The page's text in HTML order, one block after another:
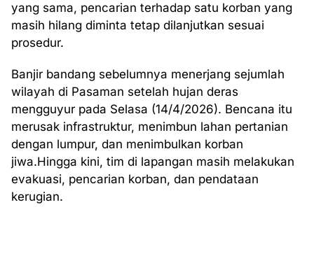
yang sama, pencarian terhadap satu korban yang
masih hilang diminta tetap dilanjutkan sesuai
prosedur.
Banjir bandang sebelumnya menerjang sejumlah
wilayah di Pasaman setelah hujan deras
mengguyur pada Selasa (14/4/2026). Bencana itu
merusak infrastruktur, menimbun lahan pertanian
dengan lumpur, dan menimbulkan korban
jiwa.Hingga kini, tim di lapangan masih melakukan
evakuasi, pencarian korban, dan pendataan
kerugian.